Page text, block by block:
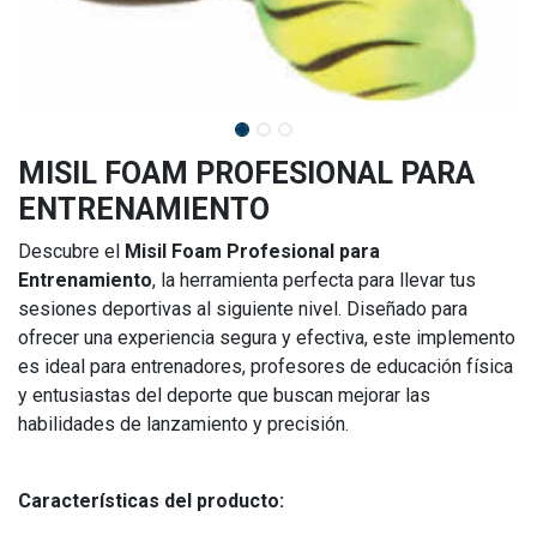
MISIL FOAM PROFESIONAL PARA
ENTRENAMIENTO
Descubre el Misil Foam Profesional para
Entrenamiento, la herramienta perfecta para llevar tus
sesiones deportivas al siguiente nivel. Diseñado para
ofrecer una experiencia segura y efectiva, este implemento
es ideal para entrenadores, profesores de educación física
y entusiastas del deporte que buscan mejorar las
habilidades de lanzamiento y precisión.
Características del producto: